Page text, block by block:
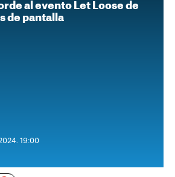
al evento Let Loose de
de pantalla
19:00